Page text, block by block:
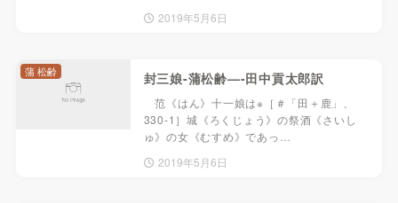
2019年5月6日
封三娘-蒲松齢—-田中貢太郎訳
范《はん》十一娘は※［＃「田＋鹿」、
330-1］城《ろくじょう》の祭酒《さいし
ゅ》の女《むすめ》であっ…
2019年5月6日
蒲 松齢